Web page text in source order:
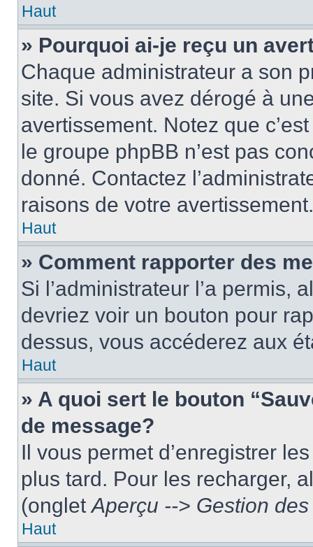
Haut
» Pourquoi ai-je reçu un
Chaque administrateur a son
site. Si vous avez dérogé à
avertissement. Notez que
le groupe phpBB n’est pas
donné. Contactez
raisons de votre avertissement.
Haut
» Comment rapporter des
Si l’administrateur l’a permis,
devriez voir un bouton pour
dessus, vous accéderez aux
Haut
» A quoi sert le bouton
de message?
Il vous permet d’enregistrer
plus tard. Pour les recharger,
(ongletAperçu --> Gestion
Haut